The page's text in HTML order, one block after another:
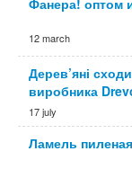
Фанера! оптом
12 march
Дерев’яні
виробника
17 july
Ламель